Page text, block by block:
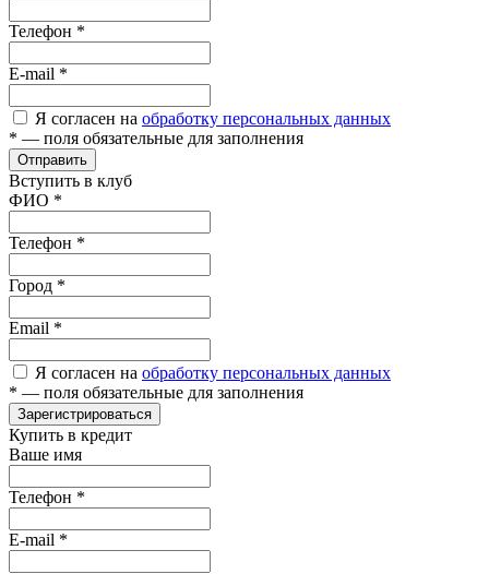
Телефон *
E-mail *
Я согласен на обработку персональных данных
* — поля обязательные для заполнения
Отправить
Вступить в клуб
ФИО *
Телефон *
Город *
Email *
Я согласен на обработку персональных данных
* — поля обязательные для заполнения
Зарегистрироваться
Купить в кредит
Ваше имя
Телефон *
E-mail *